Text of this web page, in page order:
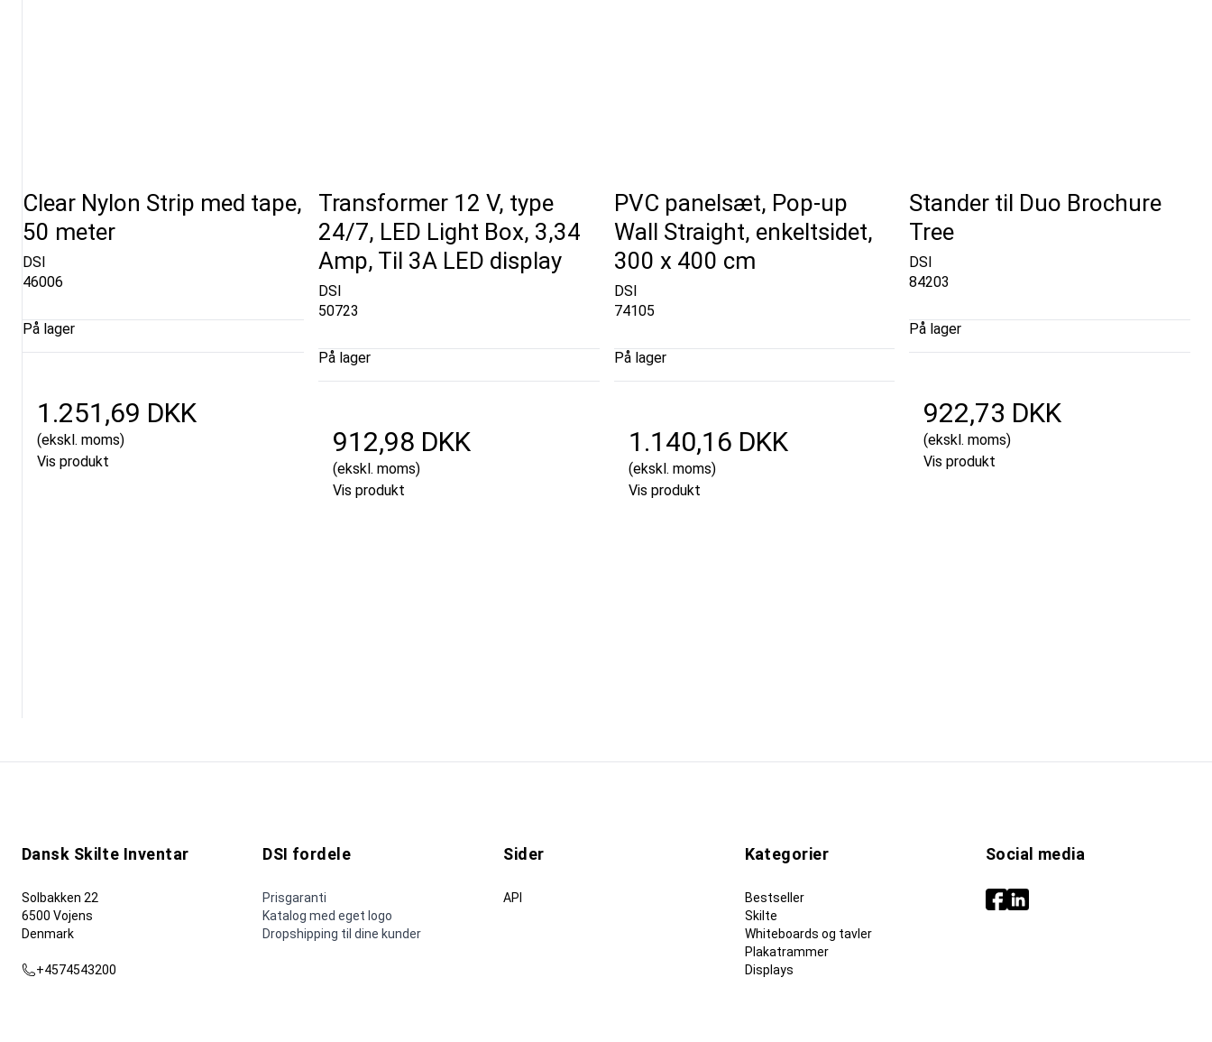
Clear Nylon Strip med tape,
50 meter
DSI
46006
På lager
1.251,69 DKK
(ekskl. moms)
Vis produkt
Transformer 12 V, type
24/7, LED Light Box, 3,34
Amp, Til 3A LED display
DSI
50723
På lager
912,98 DKK
(ekskl. moms)
Vis produkt
PVC panelsæt, Pop-up
Wall Straight, enkeltsidet,
300 x 400 cm
DSI
74105
På lager
1.140,16 DKK
(ekskl. moms)
Vis produkt
Stander til Duo Brochure
Tree
DSI
84203
På lager
922,73 DKK
(ekskl. moms)
Vis produkt
Dansk Skilte Inventar
Solbakken 22
6500 Vojens
Denmark
+4574543200
DSI fordele
Prisgaranti
Katalog med eget logo
Dropshipping til dine kunder
Sider
API
Kategorier
Bestseller
Skilte
Whiteboards og tavler
Plakatrammer
Displays
Social media